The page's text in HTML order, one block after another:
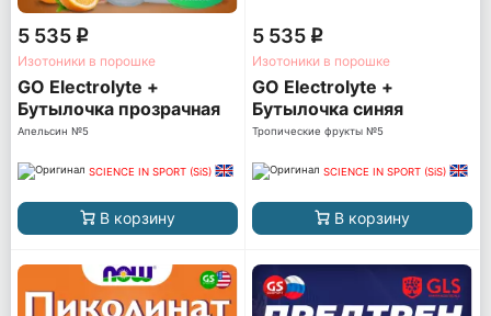
5 535 q
Изотоники в порошке
GO Electrolyte +
Бутылочка прозрачная
Апельсин №5
SCIENCE IN SPORT (SiS)
В корзину
5 535 q
Изотоники в порошке
GO Electrolyte +
Бутылочка синяя
Тропические фрукты №5
SCIENCE IN SPORT (SiS)
В корзину